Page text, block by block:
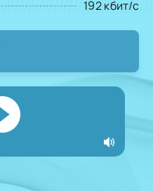
192 кбит/с